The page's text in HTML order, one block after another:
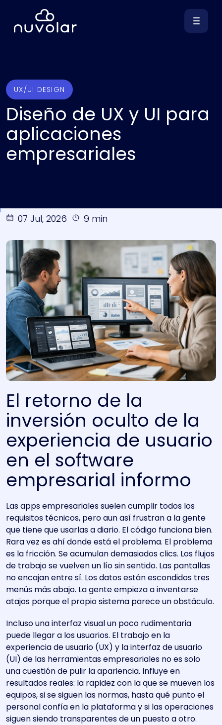
UX/UI DESIGN
Diseño de UX y UI para
aplicaciones
empresariales
07 Jul, 2026 9 min
El retorno de la
inversión oculto de la
experiencia de usuario
en el software
empresarial informo
Las apps empresariales suelen cumplir todos los
requisitos técnicos, pero aun así frustran a la gente
que tiene que usarlas a diario. El código funciona bien.
Rara vez es ahí donde está el problema. El problema
es la fricción. Se acumulan demasiados clics. Los flujos
de trabajo se vuelven un lío sin sentido. Las pantallas
no encajan entre sí. Los datos están escondidos tres
menús más abajo. La gente empieza a inventarse
atajos porque el propio sistema parece un obstáculo.
Incluso una interfaz visual un poco rudimentaria
puede llegar a los usuarios. El trabajo en la
experiencia de usuario (UX) y la interfaz de usuario
(UI) de las herramientas empresariales no es solo
una cuestión de pulir la apariencia. Influye en
resultados reales: la rapidez con la que se mueven los
equipos, si se siguen las normas, hasta qué punto el
personal confía en la plataforma y si las operaciones
siguen siendo transparentes de un puesto a otro.